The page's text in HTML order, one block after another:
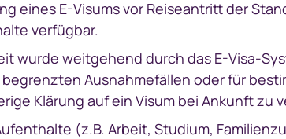
eines E-Visums vor Reiseantritt der
verfügbar.
wurde weitgehend durch das E-Visa-
Ausnahmefällen oder für
Klärung auf ein Visum bei Ankunft zu
(z.B. Arbeit, Studium,